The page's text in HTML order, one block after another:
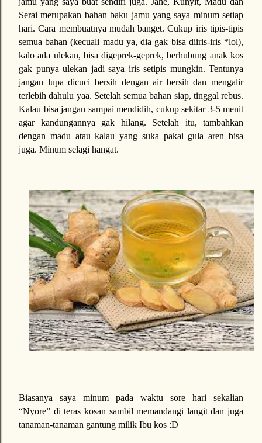
Serai merupakan bahan baku jamu yang saya minum setiap
hari. Cara membuatnya mudah banget. Cukup iris tipis-tipis
semua bahan (kecuali madu ya, dia gak bisa diiris-iris *lol),
kalo ada ulekan, bisa digeprek-geprek, berhubung anak kos
gak punya ulekan jadi saya iris setipis mungkin. Tentunya
jangan lupa dicuci bersih dengan air bersih dan mengalir
terlebih dahulu yaa. Setelah semua bahan siap, tinggal rebus.
Kalau bisa jangan sampai mendidih, cukup sekitar 3-5 menit
agar kandungannya gak hilang. Setelah itu, tambahkan
dengan madu atau kalau yang suka pakai gula aren bisa
juga. Minum selagi hangat.
Biasanya saya minum pada waktu sore hari sekalian
“Nyore” di teras kosan sambil memandangi langit dan juga
tanaman-tanaman gantung milik Ibu kos :D